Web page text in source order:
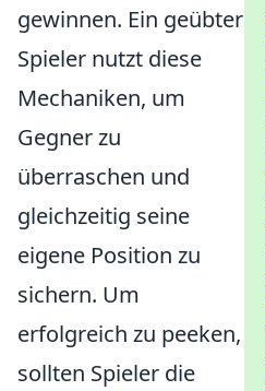
gewinnen. Ein geübter
Spieler nutzt diese
Mechaniken, um
Gegner zu
überraschen und
gleichzeitig seine
eigene Position zu
sichern. Um
erfolgreich zu peeken,
sollten Spieler die